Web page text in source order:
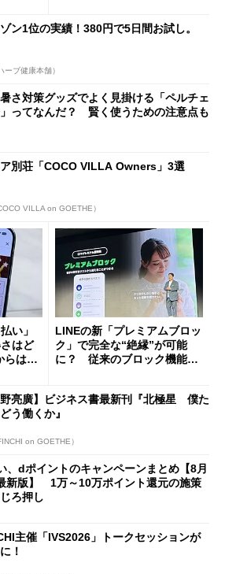
ン1位の実績！380円で5日間お試し。
ーブ健康本舗）
さ対策グッズでよく見掛ける「ペルチェ
ってなんだ？ 賢く使うための注意点も
別荘「COCO VILLA Owners」3選
VILLA on GOETHE）
い」
はど
らは
LINEの新「プレミアムブロッ
ク」で完全な“絶縁”が可能
に？ 従来のブロック機能と
野亮廣】ビジネス書最新刊『北極星 僕た
う働くか』
on GOETHE）
、dポイントのキャンペーンまとめ【8月
新版】 1万～10万ポイント還元の施策
ろ押し
主催「IVS2026」トークセッションが
！